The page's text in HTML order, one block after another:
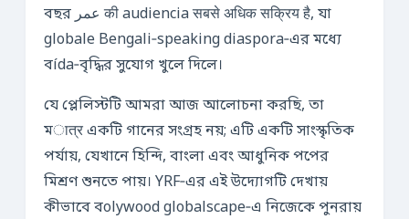
বছর عمر की audiencia सबसे अधिक सक्रिय है, যা
globale Bengali‑speaking diaspora‑এর মধ্যে
বída‑বৃদ্ধির সুযোগ খুলে দিলে।
যে প্লেলিস্টটি আমরা আজ আলোচনা করছি, তা
মात्र একটি গানের সংগ্রহ নয়; এটি একটি সাংস্কৃতিক
পর্যায়, যেখানে হিন্দি, বাংলা এবং আধুনিক পপের
মিশ্রণ শুনতে পায়। YRF‑এর এই উদ্যোগটি দেখায়
কীভাবে বolywood globalscape‑এ নিজেকে পুনরায়